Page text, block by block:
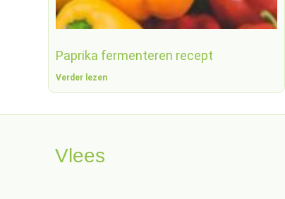
Paprika fermenteren recept
Verder lezen
Vlees